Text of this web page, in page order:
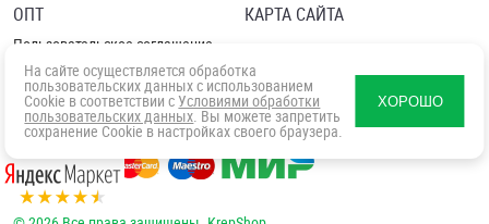
ОПТ
КАРТА САЙТА
Пользовательское соглашение
Политика в отношении обработки персональных данных
Согласие посетителя сайта на обработку персональных данны
На сайте осуществляется обработка
пользовательских данных с использованием
Cookie в соответствии с Условиями обработки
пользовательских данных. Вы можете запретить
сохранение Cookie в настройках своего браузера.
ХОРОШО